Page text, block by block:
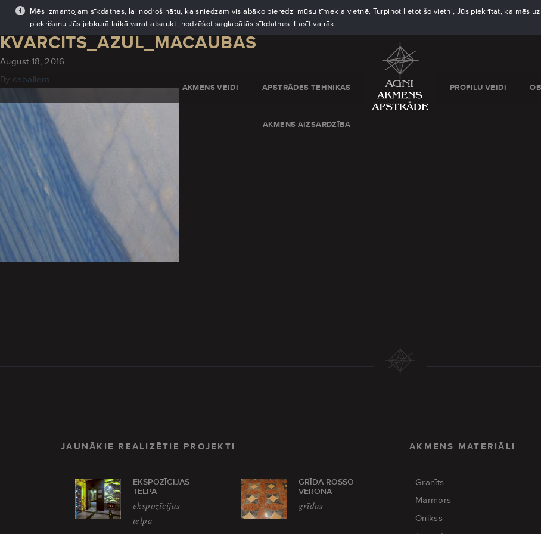
Mēs izmantojam sīkdatnes, lai nodrošinātu, ka sniedzam vislabāko pieredzi mūsu tīmekļa vietnē. Turpinot lietot šo vietni, Jūs piekrītat, ka mēs
piekrišanu Jūs jebkurā laikā varat atsaukt, nodzēšot saglabātās sīkdatnes. Lasīt vairāk
AKMENS VEIDI APSTRĀDES TEHNIKAS
AKMENS AIZSARDZĪBA
PROFILU VEIDI
KVARCITS_AZUL_MACAUBAS
August 18, 2016
By caballero
JAUNĀKIE REALIZĒTIE PROJEKTI
EKSPOZĪCIJAS
TELPA
ekspozīcijas
telpa
GRĪDA ROSSO
VERONA
grīdas
AKMENS MATERIĀLI
Granīts
Marmors
Onikss